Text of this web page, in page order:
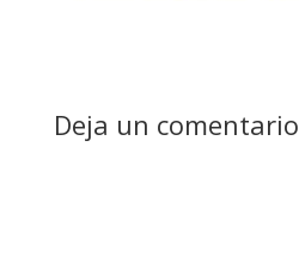
Deja un comentario